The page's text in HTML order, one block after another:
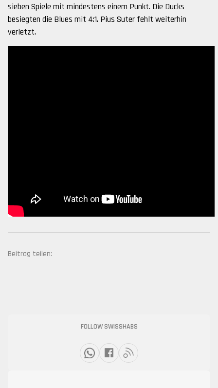
sieben Spiele mit mindestens einem Punkt. Die Ducks
besiegten die Blues mit 4:1. Pius Suter fehlt weiterhin
verletzt.
Beitrag teilen:
FOLLOW SWISSHABS